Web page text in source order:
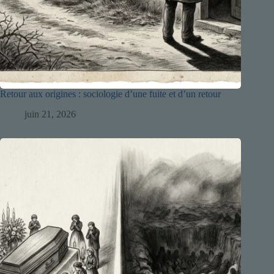
Retour aux origines : sociologie d’une fuite et d’un retour
juin 21, 2026